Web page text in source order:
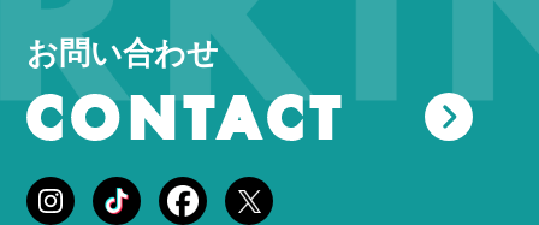
お問い合わせ
CONTACT